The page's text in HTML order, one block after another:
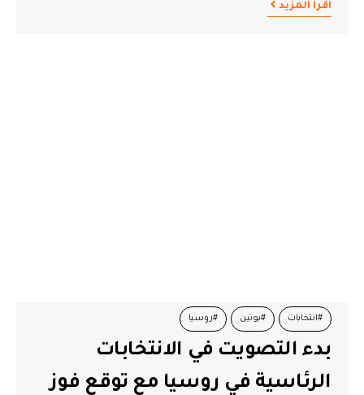
اقرأ المزيد
#انتخابات #بوتين #روسيا
بدء التصويت في الانتخابات
الرئاسية في روسيا مع توقع فوز